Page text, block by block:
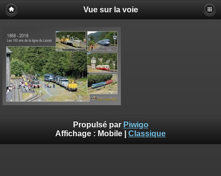
Vue sur la voie
Propulsé par Piwigo
Affichage : Mobile Classique